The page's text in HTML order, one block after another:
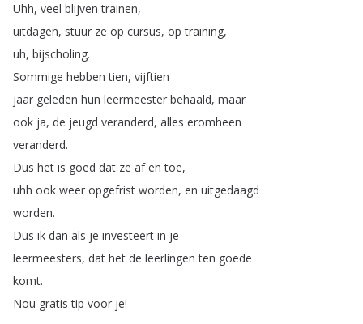
Uhh, veel blijven trainen,
uitdagen, stuur ze op cursus, op training,
uh, bijscholing.
Sommige hebben tien, vijftien
jaar geleden hun leermeester behaald, maar
ook ja, de jeugd veranderd, alles eromheen
veranderd.
Dus het is goed dat ze af en toe,
uhh ook weer opgefrist worden, en uitgedaagd
worden.
Dus ik dan als je investeert in je
leermeesters, dat het de leerlingen ten goede
komt.
Nou gratis tip voor je!